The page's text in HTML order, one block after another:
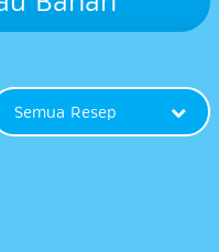
Ini
Semua Resep